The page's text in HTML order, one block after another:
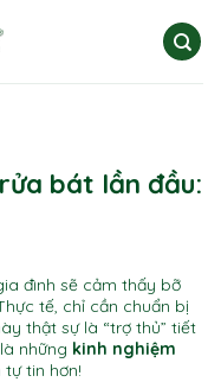
bát lần đầu:
đình sẽ cảm thấy bỡ
tế, chỉ cần chuẩn bị
thật sự là “trợ thủ” tiết
những kinh nghiệm
tin hơn!